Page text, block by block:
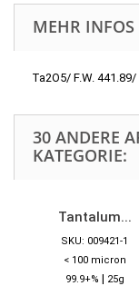
MEHR INFOS
Ta2O5/ F.W.
30 ANDERE
KATEGORIE:
Tantalum...
SKU: 009421-1
< 100 micron
99.9+% | 25g